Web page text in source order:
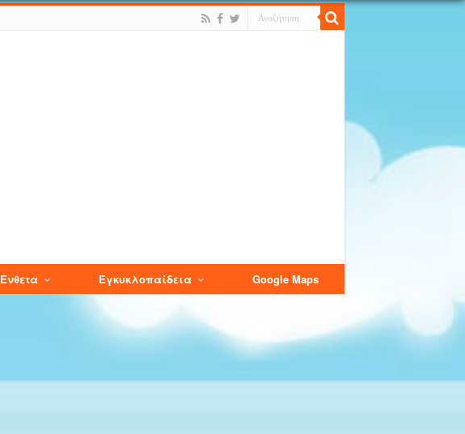
Ενθετα Εγκυκλοπαίδεια Google Maps